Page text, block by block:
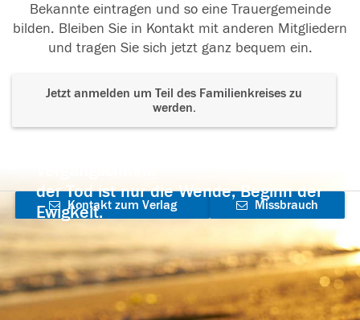
Bekannte eintragen und so eine Trauergemeinde
bilden. Bleiben Sie in Kontakt mit anderen Mitgliedern
und tragen Sie sich jetzt ganz bequem ein.
Jetzt anmelden um Teil des Familienkreises zu
werden.
der Tod ist nur die Wende, Beginn der
Ewigkeit.
Kontakt zum Verlag
aufnehmen
Missbrauch